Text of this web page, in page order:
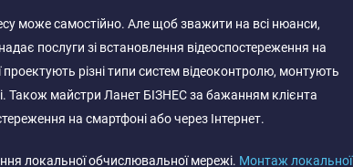
може самостійно. Але щоб зважити на всі нюанси,
надає послуги зі встановлення відеоспостереження на
різні типи систем відеоконтролю, монтують
Також майстри Ланет БІЗНЕС за бажанням клієнта
на смартфоні або через Інтернет.
локальної обчислювальної мережі. Монтаж локальної